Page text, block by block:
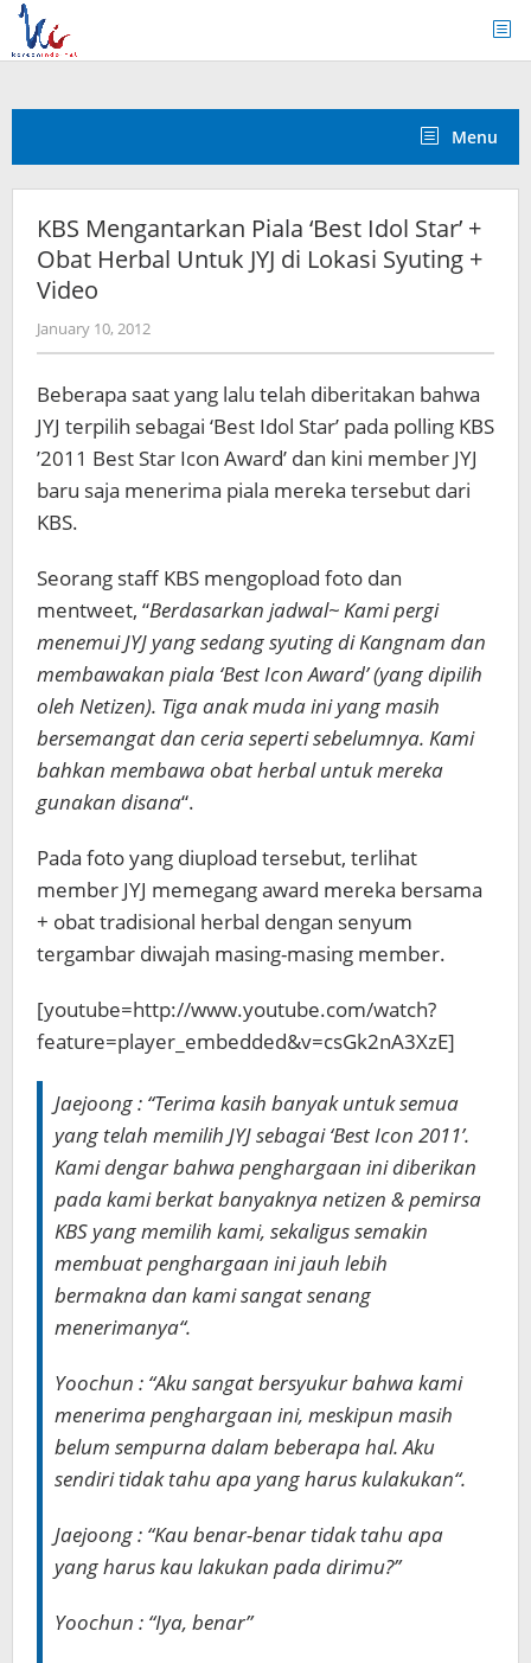
Skip
content
Menu
KBS Mengantarkan Piala ‘Best Idol Star’ +
Obat Herbal Untuk JYJ di Lokasi Syuting +
Video
January 10, 2012by
Koreanindo
Beberapa saat yang lalu telah diberitakan bahwa
JYJ terpilih sebagai ‘Best Idol Star’ pada polling KBS
’2011 Best Star Icon Award’ dan kini member JYJ
baru saja menerima piala mereka tersebut dari
KBS.
Seorang staff KBS mengopload foto dan
mentweet, “Berdasarkan jadwal~ Kami pergi
menemui JYJ yang sedang syuting di Kangnam dan
membawakan piala ‘Best Icon Award’ (yang dipilih
oleh Netizen). Tiga anak muda ini yang masih
bersemangat dan ceria seperti sebelumnya. Kami
bahkan membawa obat herbal untuk mereka
gunakan disana“.
Pada foto yang diupload tersebut, terlihat
member JYJ memegang award mereka bersama
+ obat tradisional herbal dengan senyum
tergambar diwajah masing-masing member.
[youtube=http://www.youtube.com/watch?
feature=player_embedded&v=csGk2nA3XzE]
Jaejoong : “Terima kasih banyak untuk semua
yang telah memilih JYJ sebagai ‘Best Icon 2011’.
Kami dengar bahwa penghargaan ini diberikan
pada kami berkat banyaknya netizen & pemirsa
KBS yang memilih kami, sekaligus semakin
membuat penghargaan ini jauh lebih
bermakna dan kami sangat senang
menerimanya“.
Yoochun : “Aku sangat bersyukur bahwa kami
menerima penghargaan ini, meskipun masih
belum sempurna dalam beberapa hal. Aku
sendiri tidak tahu apa yang harus kulakukan“.
Jaejoong : “Kau benar-benar tidak tahu apa
yang harus kau lakukan pada dirimu?”
Yoochun : “Iya, benar”